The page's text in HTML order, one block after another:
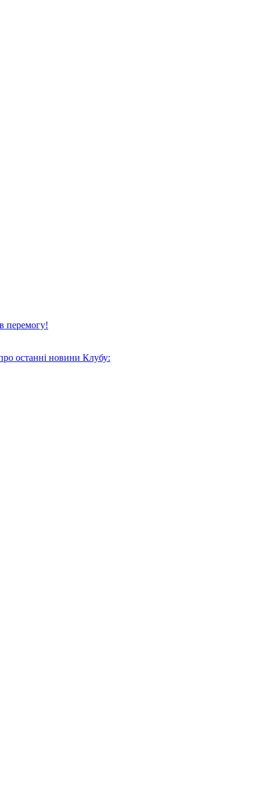
перемогу!
останні новини Клубу: